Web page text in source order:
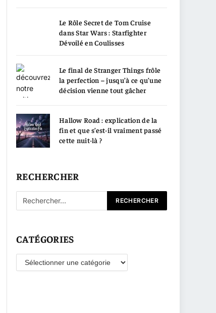
Le Rôle Secret de Tom Cruise
dans Star Wars : Starfighter
Dévoilé en Coulisses
Le final de Stranger Things frôle
la perfection – jusqu’à ce qu’une
décision vienne tout gâcher
Hallow Road : explication de la
fin et que s’est-il vraiment passé
cette nuit-là ?
RECHERCHER
CATÉGORIES
Catégories